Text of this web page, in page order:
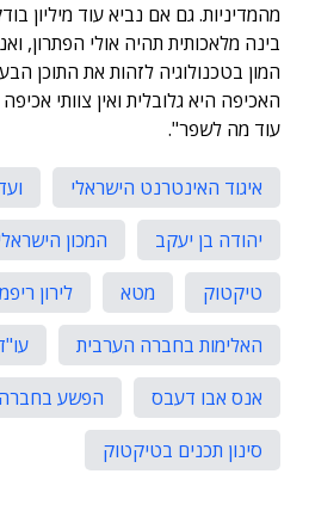
מהמדיניות. גם אם נביא עוד מיליון
בינה מלאכותית תהיה אולי הפתרון,
המון בטכנולוגיה לזהות את התוכן
האכיפה היא גלובלית ואין צוותי
עוד מה לשפר".
איגוד האינטרנט הישראלי
יהודה בן יעקב
המכון
טיקטוק
מטא לירון
האלימות בחברה הערבית
אנס אבו דעבס
הפשע
סינון תכנים בטיקטוק